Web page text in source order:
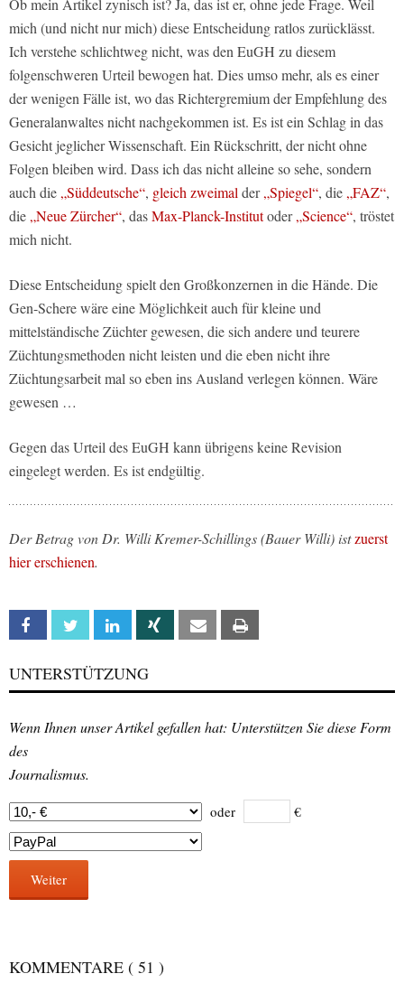
Ob mein Artikel zynisch ist? Ja, das ist er, ohne jede Frage. Weil
mich (und nicht nur mich) diese Entscheidung ratlos zurücklässt.
Ich verstehe schlichtweg nicht, was den EuGH zu diesem
folgenschweren Urteil bewogen hat. Dies umso mehr, als es einer
der wenigen Fälle ist, wo das Richtergremium der Empfehlung des
Generalanwaltes nicht nachgekommen ist. Es ist ein Schlag in das
Gesicht jeglicher Wissenschaft. Ein Rückschritt, der nicht ohne
Folgen bleiben wird. Dass ich das nicht alleine so sehe, sondern
auch die „Süddeutsche“, gleich zweimal der„Spiegel“, die „FAZ“,
die „Neue Zürcher“, dasMax-Planck-Institutoder„Science“, tröstet
mich nicht.
Diese Entscheidung spielt den Großkonzernen in die Hände. Die
Gen-Schere wäre eine Möglichkeit auch für kleine und
mittelständische Züchter gewesen, die sich andere und teurere
Züchtungsmethoden nicht leisten und die eben nicht ihre
Züchtungsarbeit mal so eben ins Ausland verlegen können. Wäre
gewesen …
Gegen das Urteil des EuGH kann übrigens keine Revision
eingelegt werden. Es ist endgültig.
Der Betrag von Dr. Willi Kremer-Schillings (Bauer Willi) istzuerst
hier erschienen.
Facebook Twitter Linkedin Xing Email
UNTERSTÜTZUNG
Wenn Ihnen unser Artikel gefallen hat: Unterstützen Sie diese Form
des
Journalismus.
oder €
Weiter
KOMMENTARE ( 51 )